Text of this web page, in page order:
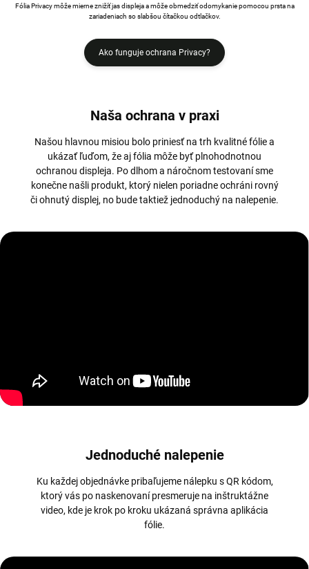
Fólia Privacy môže mierne znižíť jas displeja a môže obmedziť odomykanie pomocou prsta na
zariadeniach so slabšou čítačkou odtlačkov.
Ako funguje ochrana Privacy?
Naša ochrana v praxi
Našou hlavnou misiou bolo priniesť na trh kvalitné fólie a
ukázať ľuďom, že aj fólia môže byť plnohodnotnou
ochranou displeja. Po dlhom a náročnom testovaní sme
konečne našli produkt, ktorý nielen poriadne ochráni rovný
či ohnutý displej, no bude taktiež jednoduchý na nalepenie.
Jednoduché nalepenie
Ku každej objednávke pribaľujeme nálepku s QR kódom,
ktorý vás po naskenovaní presmeruje na inštruktážne
video, kde je krok po kroku ukázaná správna aplikácia
fólie.